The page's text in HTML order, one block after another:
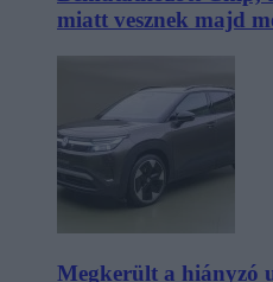
miatt vesznek majd
Megkerült a hiányzó